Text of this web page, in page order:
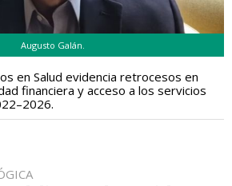
Augusto Galán.
en Salud evidencia retrocesos en
financiera y acceso a los servicios